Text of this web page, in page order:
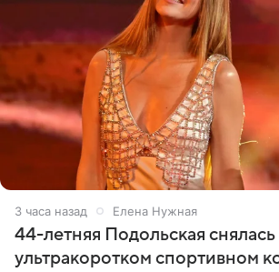
3 часа назад Елена Нужная
44-летняя Подольская снялась
ультракоротком спортивном